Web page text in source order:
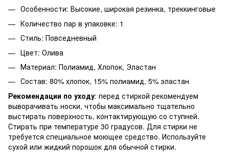
Особенности: Высокие, широкая резинка, треккинговые
Количество пар в упаковке: 1
Стиль: Повседневный
Цвет: Олива
Материал: Полиамид, Хлопок, Эластан
Состав: 80% хлопок, 15% полиамид, 5% эластан
Рекомендации по уходу: перед стиркой рекомендуем
выворачивать носки, чтобы максимально тщательно
выстирать поверхность, контактирующую со ступней.
Стирать при температуре 30 градусов. Для стирки не
требуется специальное моющее средство. Используйте
сухой или жидкий порошок для обычной стирки.